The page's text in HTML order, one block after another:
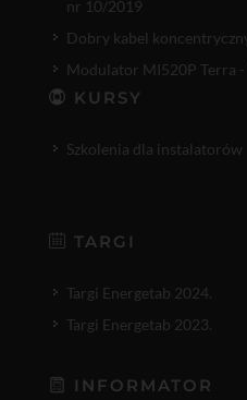
nr 10/2019
Dobry kabel
Modulator MI520P Terra
KURSY
Szkolenia dla instalatorów
TARGI
Targi Energetab 2024.
Targi Energetab 2023.
INFORMATOR